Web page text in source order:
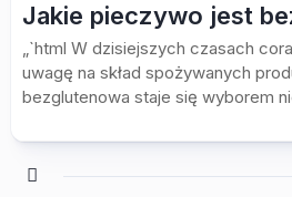
Jakie pieczywo jest
„`html W dzisiejszych czasach
uwagę na skład spożywanych
bezglutenowa staje się wyborem